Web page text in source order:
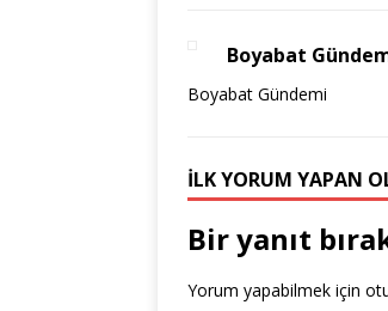
b
o
k
r
Boyabat
Boyabat Gündemi
İLK YORUM YAPAN
Bir yanıt
Yorum yapabilmek için